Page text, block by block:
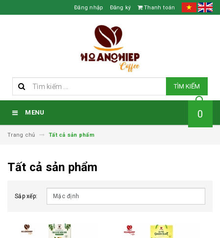
Đăng nhập Đăng ký Thanh toán
TÌM KIẾM
MENU 0
Trang chủ Tất cả sản phẩm
Tất cả sản phẩm
Sắp xếp: